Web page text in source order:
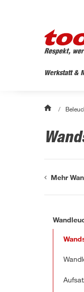
Werkstatt &
/
Mehr